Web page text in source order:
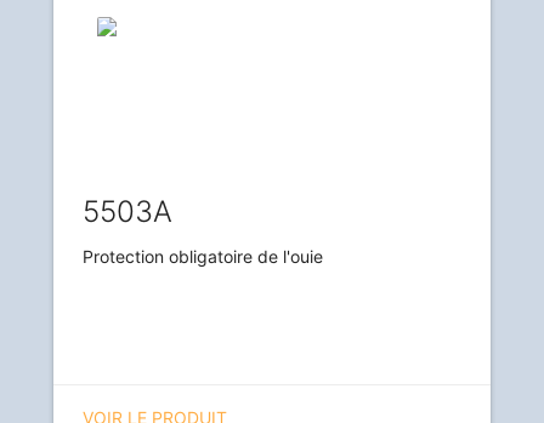
5503A
Protection obligatoire de l'ouie
VOIR LE PRODUIT